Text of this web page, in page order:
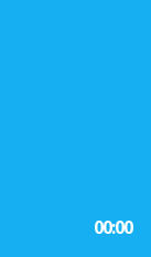
00:00